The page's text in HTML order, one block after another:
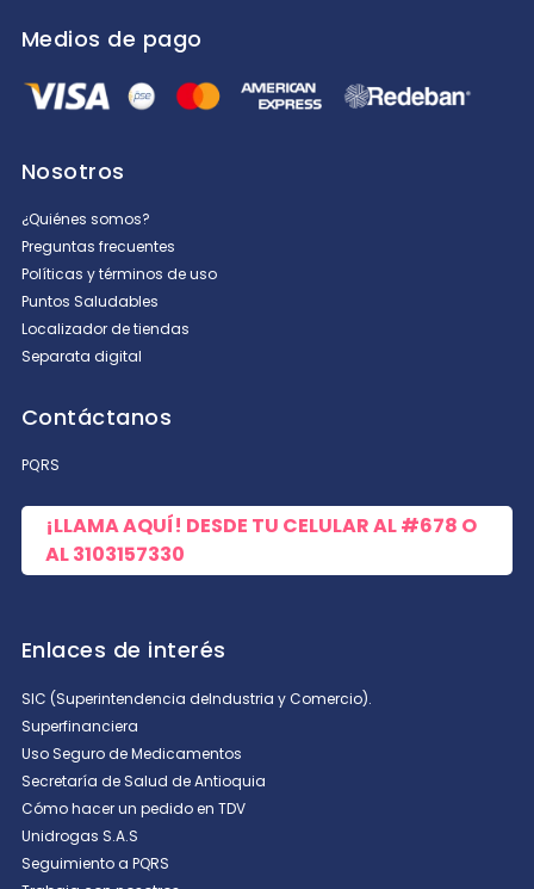
Medios de pago
Nosotros
¿Quiénes somos?
Preguntas frecuentes
Políticas y términos de uso
Puntos Saludables
Localizador de tiendas
Separata digital
Contáctanos
PQRS
¡LLAMA AQUÍ! DESDE TU CELULAR AL#678 O
AL3103157330
Enlaces de interés
SIC (Superintendencia deIndustria y Comercio).
Superfinanciera
Uso Seguro de Medicamentos
Secretaría de Salud de Antioquia
Cómo hacer un pedido en TDV
Unidrogas S.A.S
Seguimiento a PQRS